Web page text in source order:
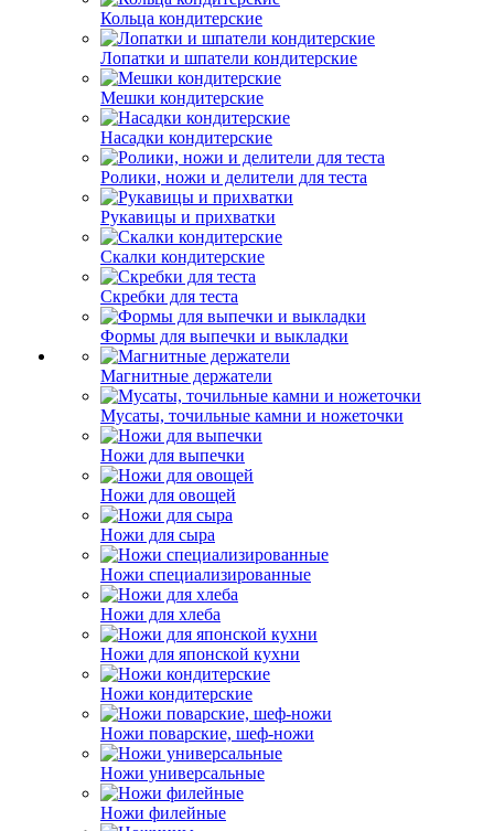
Кольца кондитерские
Лопатки и шпатели кондитерские
Мешки кондитерские
Насадки кондитерские
Ролики, ножи и делители для теста
Рукавицы и прихватки
Скалки кондитерские
Скребки для теста
Формы для выпечки и выкладки
Магнитные держатели
Мусаты, точильные камни и ножеточки
Ножи для выпечки
Ножи для овощей
Ножи для сыра
Ножи специализированные
Ножи для хлеба
Ножи для японской кухни
Ножи кондитерские
Ножи поварские, шеф-ножи
Ножи универсальные
Ножи филейные